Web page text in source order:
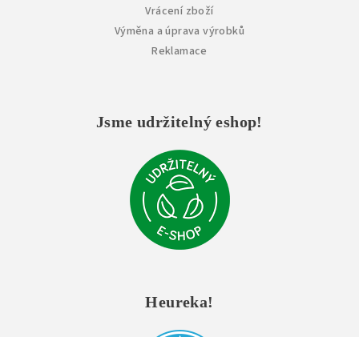
Vrácení zboží
Výměna a úprava výrobků
Reklamace
Jsme udržitelný eshop!
Heureka!